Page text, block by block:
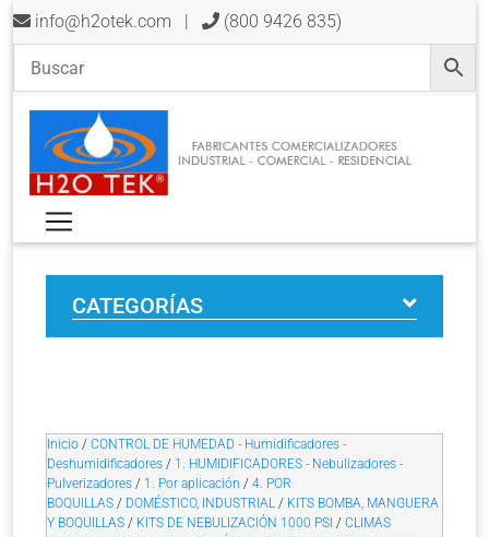
info@h2otek.com | (800 9426 835)
CATEGORÍAS
Inicio / CONTROL DE HUMEDAD - Humidificadores -
Deshumidificadores / 1. HUMIDIFICADORES - Nebulizadores -
Pulverizadores / 1. Por aplicación / 4. POR
BOQUILLAS / DOMÉSTICO, INDUSTRIAL / KITS BOMBA, MANGUERA
Y BOQUILLAS / KITS DE NEBULIZACIÓN 1000 PSI / CLIMAS